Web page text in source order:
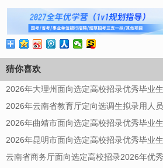
猜你喜欢
2026年大理州面向选定高校招录优秀毕业
2026年云南省教育厅定向选调生拟录用人
2026年曲靖市面向选定高校招录优秀毕业
2026年昆明市面向选定高校招录优秀毕业
云南省商务厅面向选定高校招录2026年优